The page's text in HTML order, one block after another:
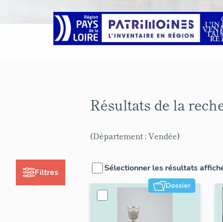
Filtres
Résultats de la
(Département : Vendée)
Sélectionner les résultats
Dossier